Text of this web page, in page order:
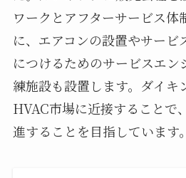
ワークとアフターサービス体
に、エアコンの設置やサービ
につけるためのサービスエン
練施設も設置します。ダイキ
HVAC市場に近接することで
進することを目指しています。